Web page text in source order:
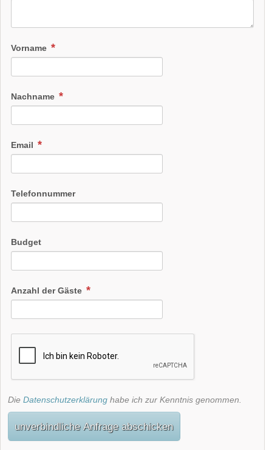
Vorname
Nachname
Email
Telefonnummer
Budget
Anzahl der Gäste
Die Datenschutzerklärung habe ich zur Kenntnis genommen.
unverbindliche Anfrage abschicken